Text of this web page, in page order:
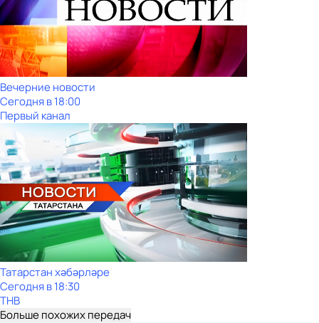
Вечерние новости
Сегодня в 18:00
Первый канал
Татарстан хәбәрләре
Сегодня в 18:30
ТНВ
Больше похожих передач